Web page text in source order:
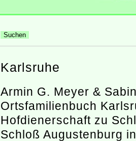
Karlsruhe
Armin G. Meyer &
Ortsfamilienbuch
Hofdienerschaft zu
Schloß Augustenburg